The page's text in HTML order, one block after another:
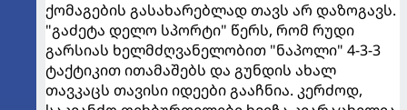
ქომაგების გასახარებლად თავს არ დაზოგავს.
"გაძეტა დელო სპორტი" წერს, რომ რუდი
გარსიას ხელმძღვანელობით "ნაპოლი" 4-3-3
ტაქტიკით ითამაშებს და გუნდის ახალ
თავკაცს თავისი იდეები გააჩნია. კერძოდ,